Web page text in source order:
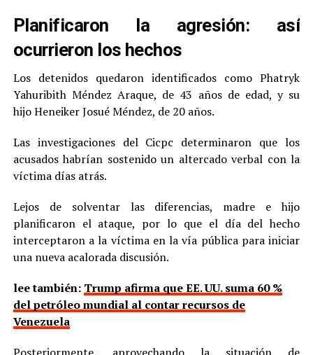
Planificaron la agresión: así
ocurrieron los hechos
Los detenidos quedaron identificados como Phatryk
Yahuribith Méndez Araque, de 43 años de edad, y su
hijo Heneiker Josué Méndez, de 20 años.
Las investigaciones del Cicpc determinaron que los
acusados habrían sostenido un altercado verbal con la
víctima días atrás.
Lejos de solventar las diferencias, madre e hijo
planificaron el ataque, por lo que el día del hecho
interceptaron a la víctima en la vía pública para iniciar
una nueva acalorada discusión.
lee también: Trump afirma que EE. UU. suma 60 %
del petróleo mundial al contar recursos de
Venezuela